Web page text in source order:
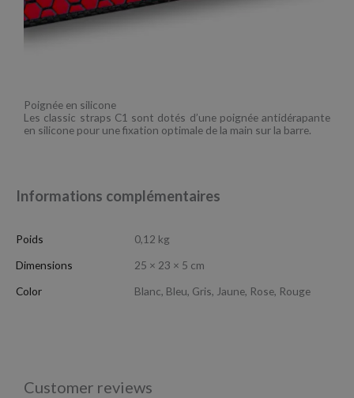
Poignée en silicone
Les classic straps C1 sont dotés d’une poignée antidérapante
en silicone pour une fixation optimale de la main sur la barre.
Informations complémentaires
Poids
0,12 kg
Dimensions
25 × 23 × 5 cm
Color
Blanc, Bleu, Gris, Jaune, Rose, Rouge
Customer reviews